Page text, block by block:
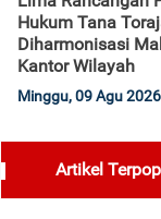
Hukum Tana
Diharmonisasi
Kantor Wilayah
Minggu, 09 Agu
Artikel